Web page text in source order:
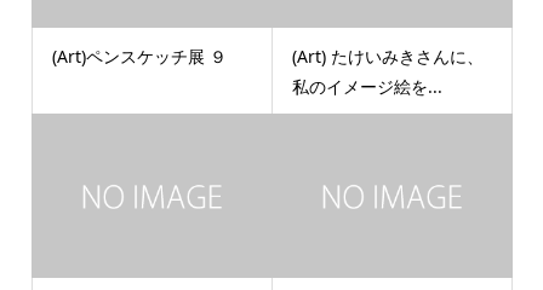
(Art)ペンスケッチ展 ９
(Art) たけいみきさんに、
私のイメージ絵を...